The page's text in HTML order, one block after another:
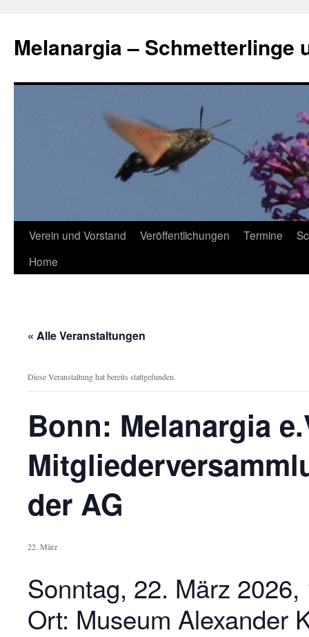
springen
Melanargia – Schmetterlinge
Verein und Vorstand Veröffentlichungen Termine
Home
« Alle Veranstaltungen
Diese Veranstaltung hat bereits stattgefunden.
Bonn: Melanargia
der AG
22. März
Sonntag, 22. März 2026,
Ort: Museum Alexander